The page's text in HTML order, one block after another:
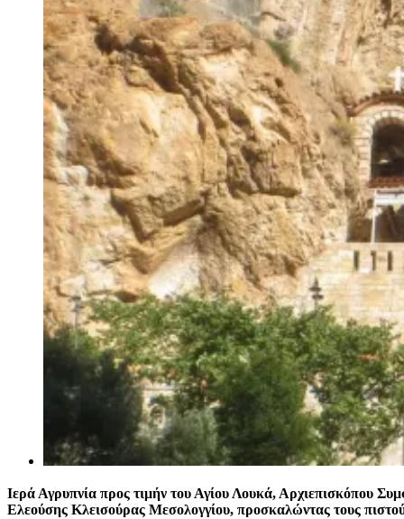
Ιερά Αγρυπνία προς τιμήν του Αγίου Λουκά, Αρχιεπισκόπου
Ελεούσης Κλεισούρας Μεσολογγίου, προσκαλώντας τους